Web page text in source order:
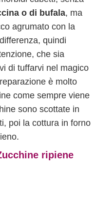
o di bufala, ma
agrumato con la
quindi
che sia
di tuffarvi nel magico
è molto
come sempre viene
sono scottate in
poi la cottura in forno
ripiene